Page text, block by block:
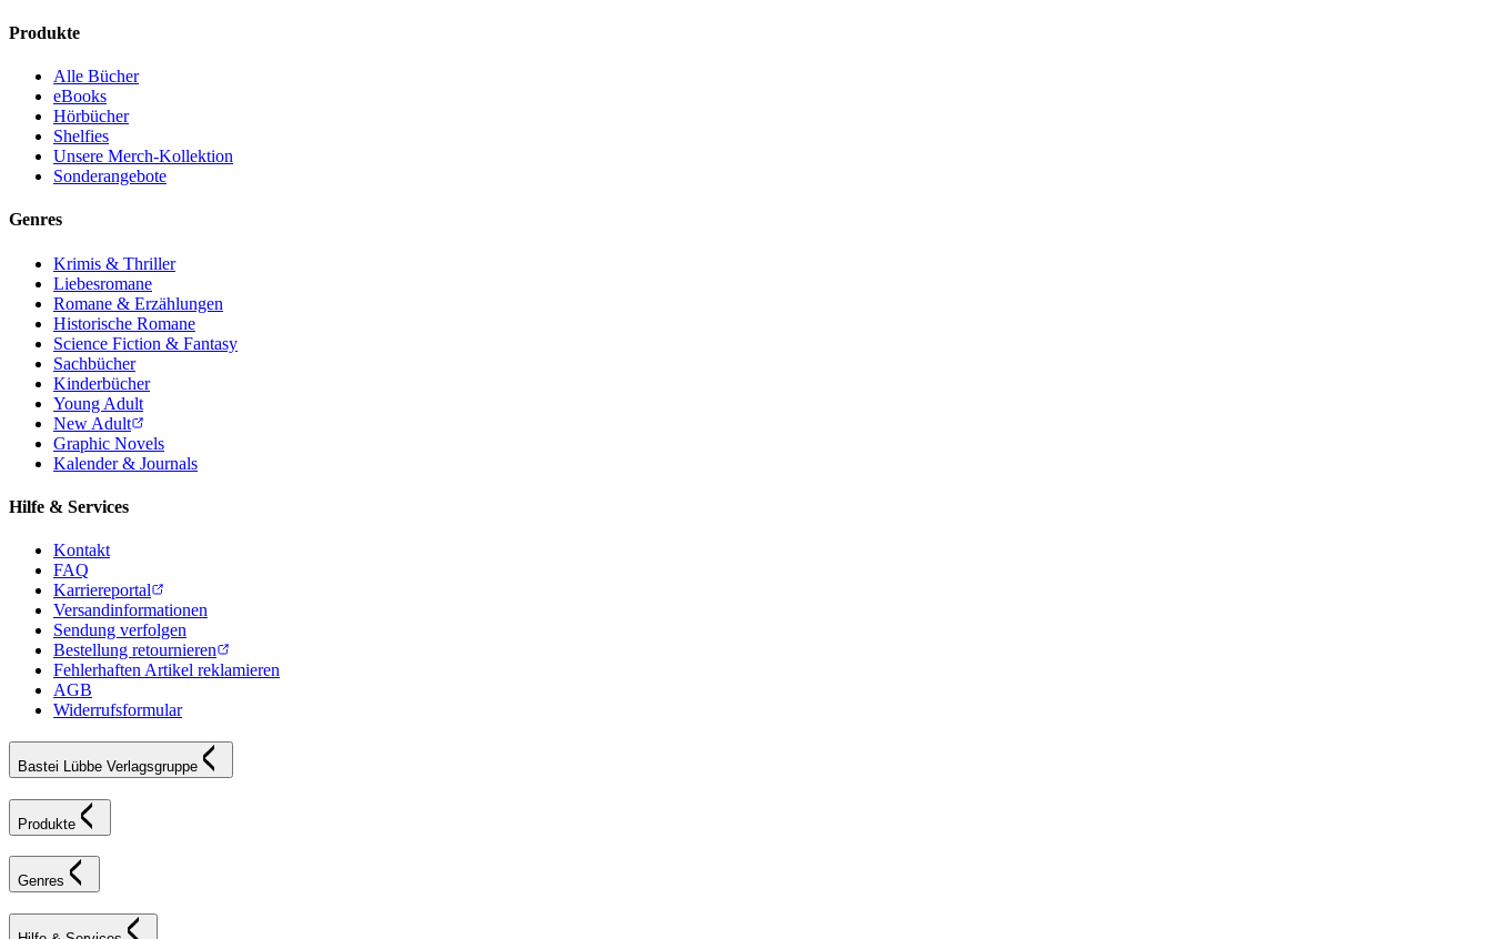
Produkte
Alle Bücher
eBooks
Hörbücher
Shelfies
Unsere Merch-Kollektion
Sonderangebote
Genres
Krimis & Thriller
Liebesromane
Romane & Erzählungen
Historische Romane
Science Fiction & Fantasy
Sachbücher
Kinderbücher
Young Adult
New Adult
Graphic Novels
Kalender & Journals
Hilfe & Services
Kontakt
FAQ
Karriereportal
Versandinformationen
Sendung verfolgen
Bestellung retournieren
Fehlerhaften Artikel reklamieren
AGB
Widerrufsformular
Bastei Lübbe Verlagsgruppe
Produkte
Genres